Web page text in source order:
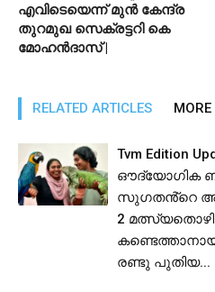
എവിടെയെന്ന് മുന്‍ കേന്ദ്ര
തുറമുഖ സെക്രട്ടറി കെ
മോഹന്‍ദാസ് |
RELATED ARTICLES
Tvm Edition
ഔദ്യോഗിക
സുഗതൻ്റെ
2
രണ്ടു പുതിയ...